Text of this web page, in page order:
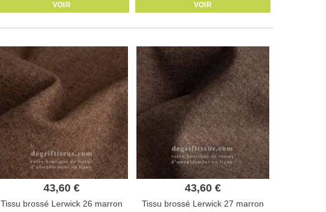
VOIR VOIR
43,60 €
Tissu brossé Lerwick 26 marron
43,60 €
Tissu brossé Lerwick 27 marron